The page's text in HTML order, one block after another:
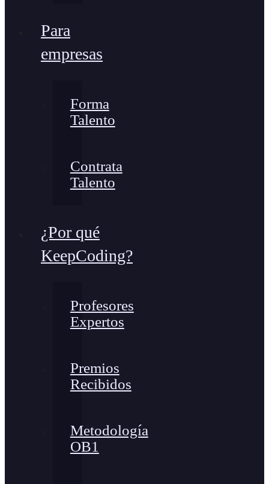
Para
empresas
Forma
Talento
Contrata
Talento
¿Por qué
KeepCoding?
Profesores
Expertos
Premios
Recibidos
Metodología
OB1